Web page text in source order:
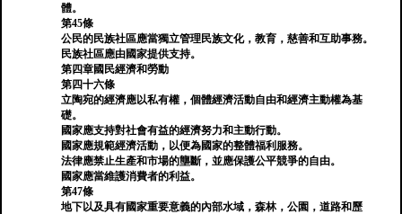
體。
第45條
公民的民族社區應當獨立管理民族文化，教育，慈善和互助事務。
民族社區應由國家提供支持。
第四章國民經濟和勞動
第四十六條
立陶宛的經濟應以私有權，個體經濟活動自由和經濟主動權為基
礎。
國家應支持對社會有益的經濟努力和主動行動。
國家應規範經濟活動，以便為國家的整體福利服務。
法律應禁止生產和市場的壟斷，並應保護公平競爭的自由。
國家應當維護消費者的利益。
第47條
地下以及具有國家重要意義的內部水域，森林，公園，道路和歷